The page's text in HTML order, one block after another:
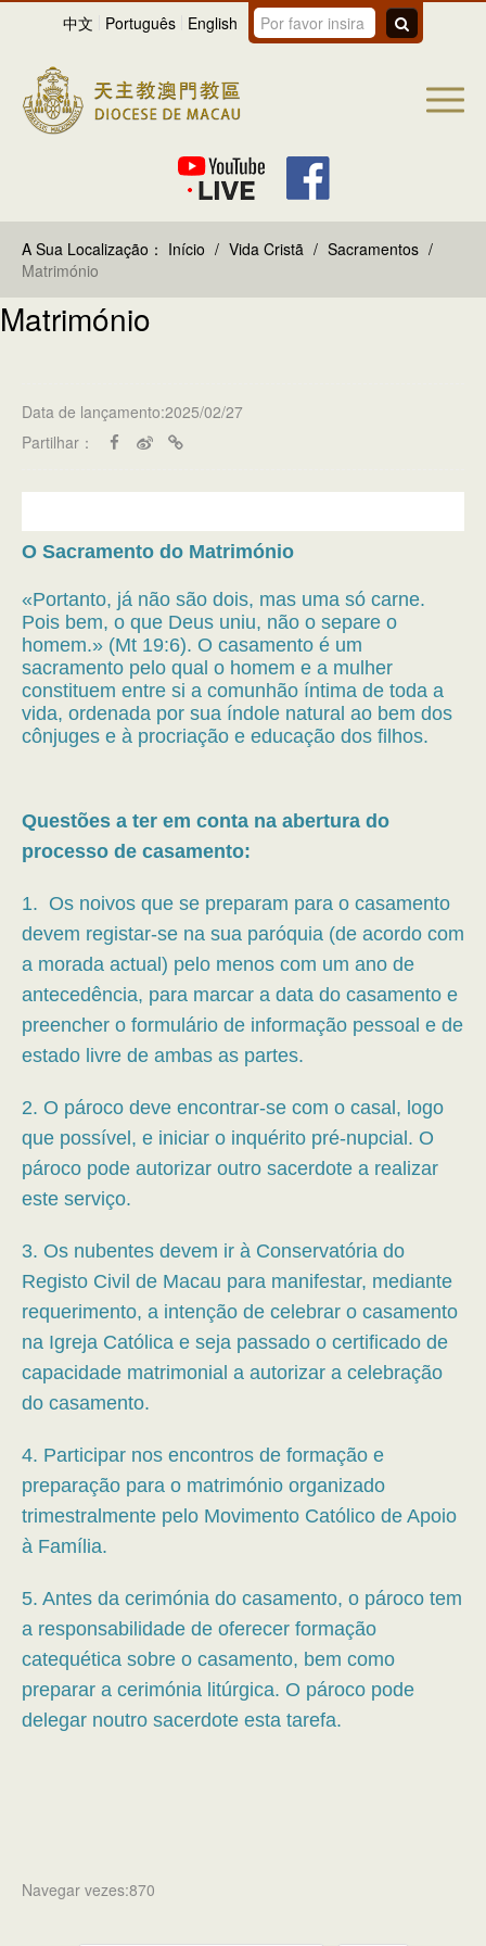
中文 Português English
A Sua Localização： Início / Vida Cristã / Sacramentos /
Matrimónio
Matrimónio
Data de lançamento:2025/02/27
Partilhar：
O Sacramento do Matrimónio
«Portanto, já não são dois, mas uma só carne.
Pois bem, o que Deus uniu, não o separe o
homem.» (Mt 19:6). O casamento é um
sacramento pelo qual o homem e a mulher
constituem entre si a comunhão íntima de toda a
vida, ordenada por sua índole natural ao bem dos
cônjuges e à procriação e educação dos filhos.
Questões a ter em conta na abertura do
processo de casamento:
1. Os noivos que se preparam para o casamento
devem registar-se na sua paróquia (de acordo com
a morada actual) pelo menos com um ano de
antecedência, para marcar a data do casamento e
preencher o formulário de informação pessoal e de
estado livre de ambas as partes.
2. O pároco deve encontrar-se com o casal, logo
que possível, e iniciar o inquérito pré-nupcial. O
pároco pode autorizar outro sacerdote a realizar
este serviço.
3. Os nubentes devem ir à Conservatória do
Registo Civil de Macau para manifestar, mediante
requerimento, a intenção de celebrar o casamento
na Igreja Católica e seja passado o certificado de
capacidade matrimonial a autorizar a celebração
do casamento.
4. Participar nos encontros de formação e
preparação para o matrimónio organizado
trimestralmente pelo Movimento Católico de Apoio
à Família.
5. Antes da cerimónia do casamento, o pároco tem
a responsabilidade de oferecer formação
catequética sobre o casamento, bem como
preparar a cerimónia litúrgica. O pároco pode
delegar noutro sacerdote esta tarefa.
Navegar vezes:870